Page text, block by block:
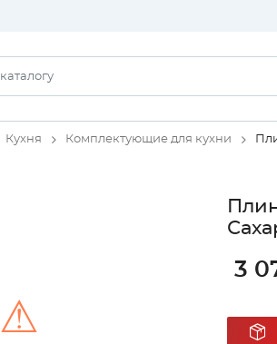
Кухня Комплектующие для кухни
⚠
3